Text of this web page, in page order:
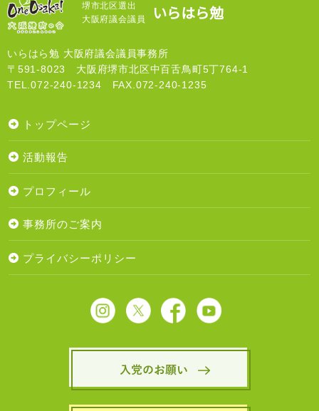
堺市北区選出
大阪府議会議員
いらはら勉
いらはら勉 大阪府議会議員事務所
〒591-8023 大阪府堺市北区中百舌鳥町5丁764-1
TEL.072-240-1234 FAX.072-240-1235
トップページ
活動報告
プロフィール
事務所のご案内
プライバシーポリシー